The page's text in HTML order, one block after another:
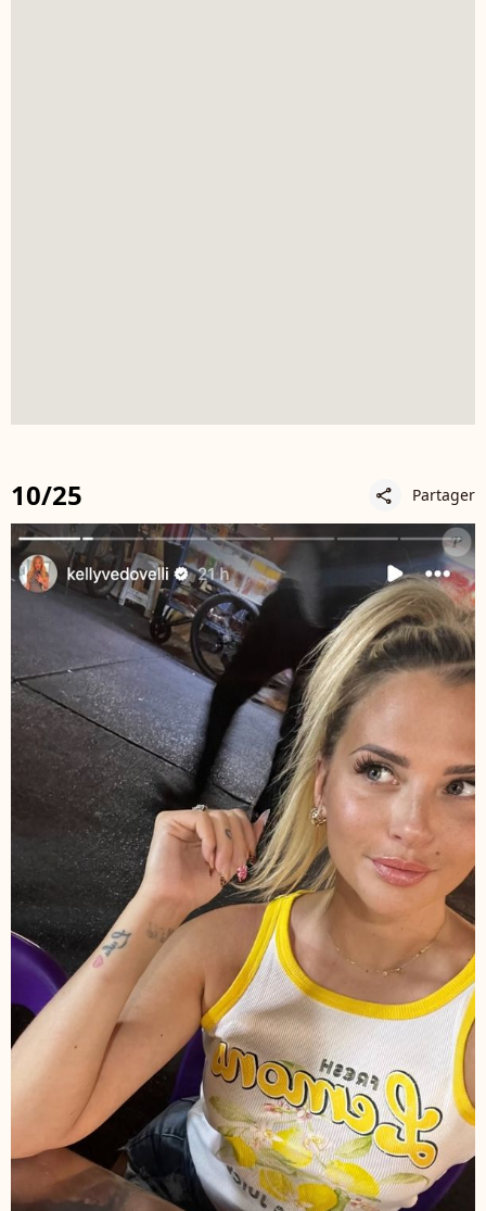
10/25 share Partager